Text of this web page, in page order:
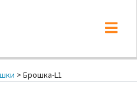
> Брошка-L1